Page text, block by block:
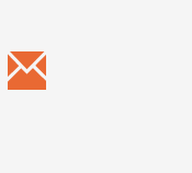
Twitter